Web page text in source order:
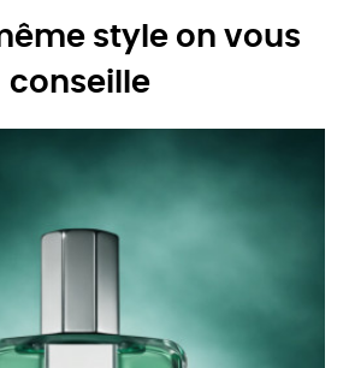
style on vous
conseille